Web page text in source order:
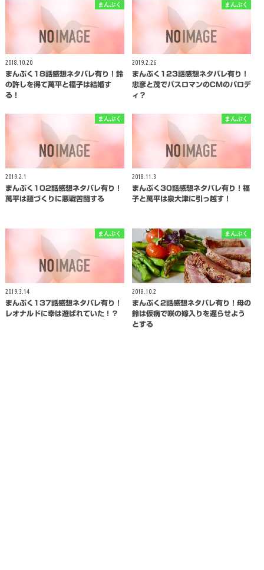
まんぷく
2018.10.20
まんぷく18話感想ネタバレ有り！鈴
の許しを得て萬平と福子は結婚す
る！
まんぷく
2019.2.26
まんぷく123話感想ネタバレ有り！
忠彦と茂でバスロマンのCMのパロデ
ィ？
まんぷく
2019.2.1
まんぷく102話感想ネタバレ有り！
萬平は麺づくりに悪戦苦闘する
まんぷく
2018.11.3
まんぷく30話感想ネタバレ有り！福
子と萬平は泉大津に引っ越す！
まんぷく
2019.3.14
まんぷく137話感想ネタバレ有り！
レオナルドに幸は遊ばれていた！？
まんぷく
2018.10.2
まんぷく2話感想ネタバレ有り！母の
鈴は仮病で咲の嫁入りを遅らせよう
とする